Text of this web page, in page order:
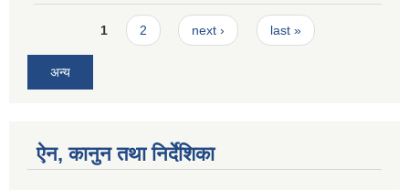
Pages1 2 next › last »
अन्य
ऐन, कानुन तथा निर्देशिका